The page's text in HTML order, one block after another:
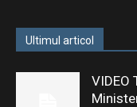
Ultimul articol
VIDEO